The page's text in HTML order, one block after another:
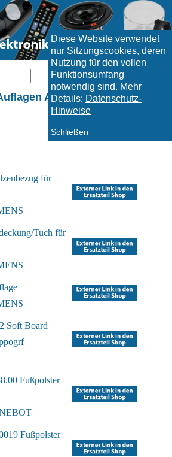
Diese Website verwendet
nur Sitzungscookies, deren
Nutzung für den vollen
Funktionsumfang
notwendig sind. Mehr
Details: Datenschutz-
Hinweise
Schließen
Auflage und ähnliche
für
Tuch für
Soft Board
Fußpolster
Fußpolster